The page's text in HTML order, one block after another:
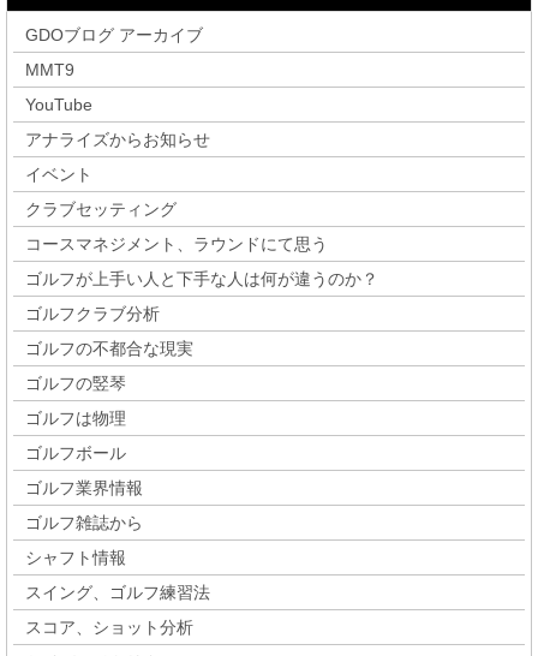
GDOブログ アーカイブ
MMT9
YouTube
アナライズからお知らせ
イベント
クラブセッティング
コースマネジメント、ラウンドにて思う
ゴルフが上手い人と下手な人は何が違うのか？
ゴルフクラブ分析
ゴルフの不都合な現実
ゴルフの竪琴
ゴルフは物理
ゴルフボール
ゴルフ業界情報
ゴルフ雑誌から
シャフト情報
スイング、ゴルフ練習法
スコア、ショット分析